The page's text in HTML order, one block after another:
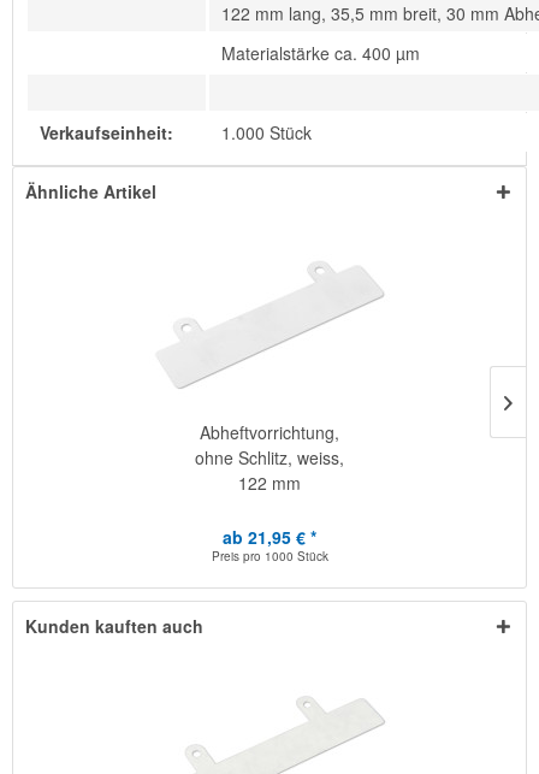
122 mm lang, 35,5 mm breit, 30 mm
Materialstärke ca. 400 µm
Verkaufseinheit: 1.000 Stück
Ähnliche Artikel
Abheftvorrichtung,
ohne Schlitz, weiss,
122 mm
ab 21,95 € *
Preis pro 1000 Stück
Kunden kauften auch